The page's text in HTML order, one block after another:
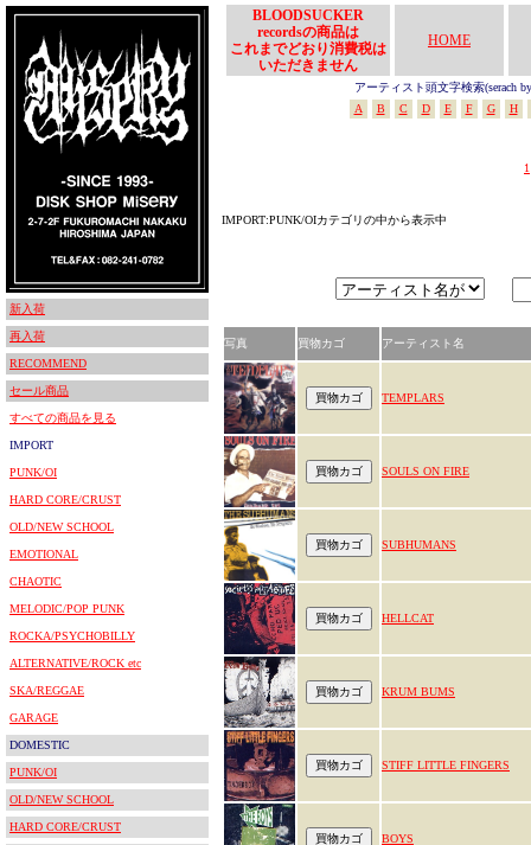
新入荷
再入荷
RECOMMEND
セール商品
すべての商品を見る
IMPORT
PUNK/OI
HARD CORE/CRUST
OLD/NEW SCHOOL
EMOTIONAL
CHAOTIC
MELODIC/POP PUNK
ROCKA/PSYCHOBILLY
ALTERNATIVE/ROCK etc
SKA/REGGAE
GARAGE
DOMESTIC
PUNK/OI
OLD/NEW SCHOOL
HARD CORE/CRUST
BLOODSUCKER
recordsの商品は
これまでどおり消費税は
いただきません
HOME
アーティスト頭文字検索(serach
A
B C D E F G H
1
IMPORT:PUNK/OIカテゴリの中から表示中
写真 買物カゴ アーティスト名
TEMPLARS
SOULS ON FIRE
SUBHUMANS
HELLCAT
KRUM BUMS
STIFF LITTLE FINGERS
BOYS